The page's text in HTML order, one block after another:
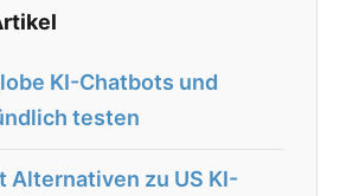
KI-Chatbots und
testen
Alternativen zu US KI-